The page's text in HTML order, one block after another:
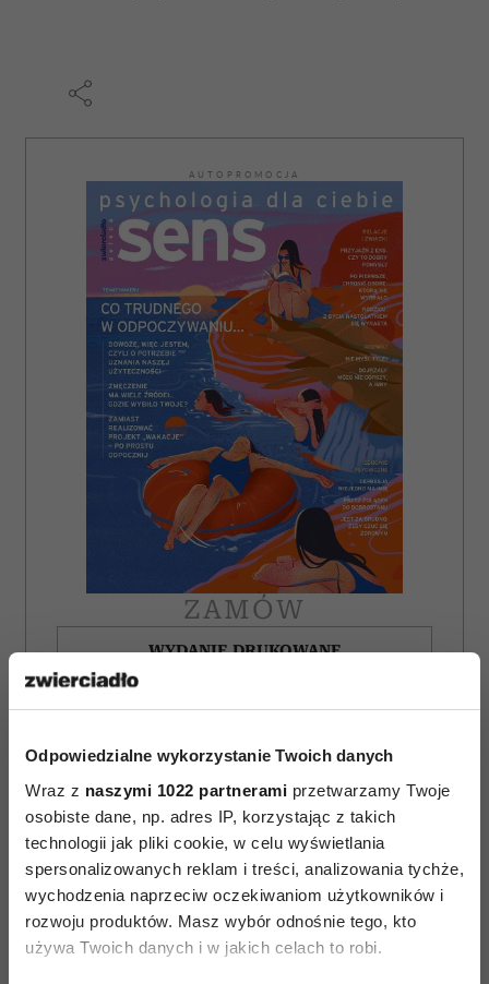
Odpowiedzialne wykorzystanie Twoich danych
Wraz z naszymi 1022 partnerami przetwarzamy Twoje
osobiste dane, np. adres IP, korzystając z takich
technologii jak pliki cookie, w celu wyświetlania
spersonalizowanych reklam i treści, analizowania tychże,
wychodzenia naprzeciw oczekiwaniom użytkowników i
rozwoju produktów. Masz wybór odnośnie tego, kto
używa Twoich danych i w jakich celach to robi.
AUTOPROMOCJA
ZAMÓW
WYDANIE DRUKOWANE